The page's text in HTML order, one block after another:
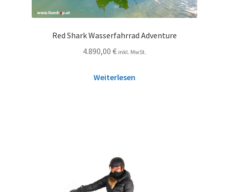
Red Shark Wasserfahrrad Adventure
4.890,00 € inkl. MwSt.
Weiterlesen